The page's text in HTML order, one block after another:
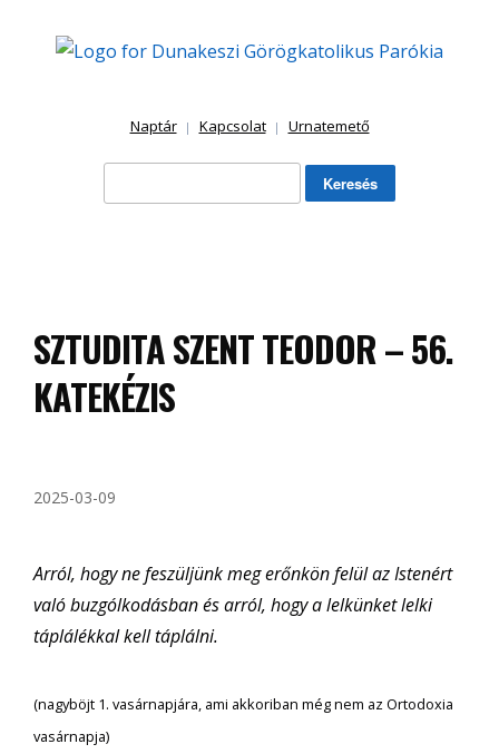
to
Naptár Kapcsolat Urnatemető
SZTUDITA SZENT TEODOR – 56.
KATEKÉZIS
2025-03-09
Arról, hogy ne feszüljünk meg erőnkön felül az Istenért
való buzgólkodásban és arról, hogy a lelkünket lelki
táplálékkal kell táplálni.
(nagyböjt 1. vasárnapjára, ami akkoriban még nem az Ortodoxia
vasárnapja)